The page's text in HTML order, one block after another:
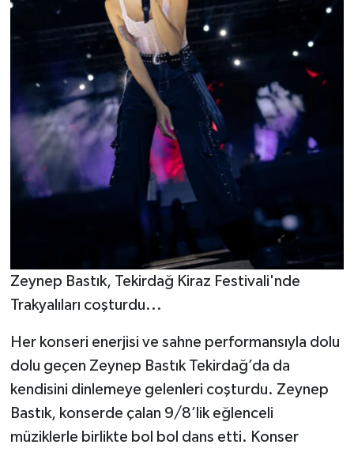
Zeynep Bastık, Tekirdağ Kiraz Festivali'nde
Trakyalıları coşturdu...
Her konseri enerjisi ve sahne performansıyla dolu
dolu geçen Zeynep Bastık Tekirdağ’da da
kendisini dinlemeye gelenleri coşturdu. Zeynep
Bastık, konserde çalan 9/8’lik eğlenceli
müziklerle birlikte bol bol dans etti. Konser